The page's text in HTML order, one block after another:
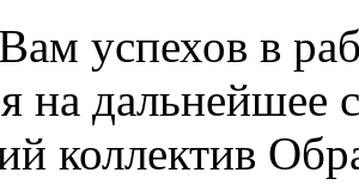
успехов в
на дальнейшее
коллектив